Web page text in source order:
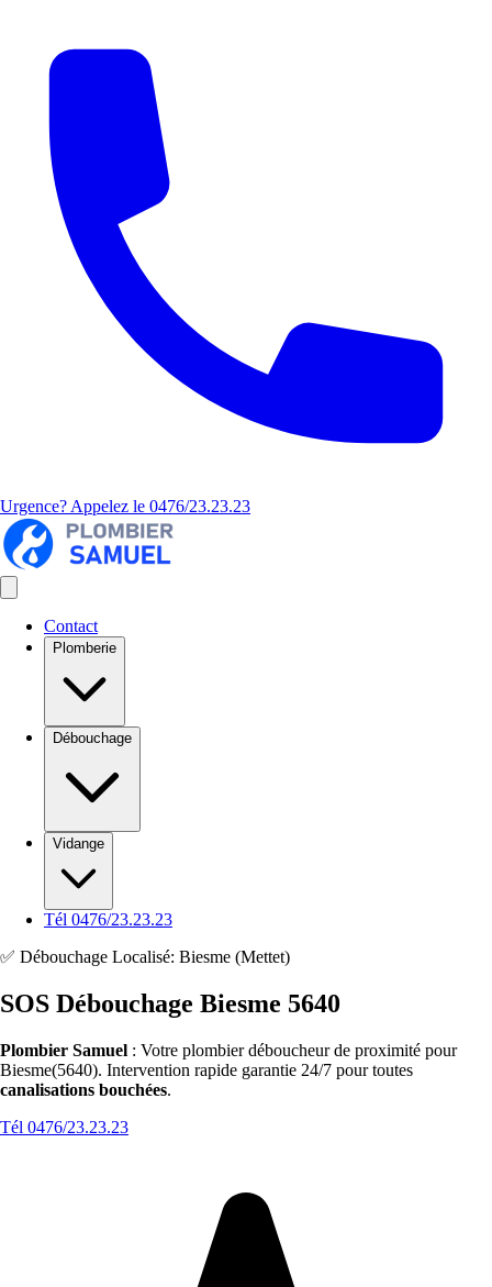
Urgence? Appelez le 0476/23.23.23
Contact
Plomberie
Débouchage
Vidange
Tél 0476/23.23.23
✅ Débouchage Localisé: Biesme (Mettet)
SOS Débouchage Biesme 5640
Plombier Samuel : Votre plombier déboucheur de proximité pour
Biesme(5640). Intervention rapide garantie 24/7 pour toutes
canalisations bouchées.
Tél 0476/23.23.23